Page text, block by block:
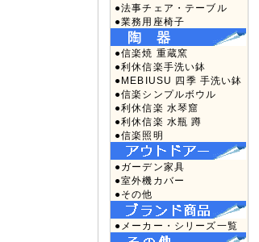
●法事チェア・テーブル
●業務用座椅子
●信楽焼 重蔵窯
●利休信楽手洗い鉢
●MEBIUSU 四季 手洗い鉢
●信楽シンプルボウル
●利休信楽 水琴窟
●利休信楽 水瓶 蹲
●信楽照明
●ガーデン家具
●室外機カバー
●その他
●メーカー・シリーズ一覧